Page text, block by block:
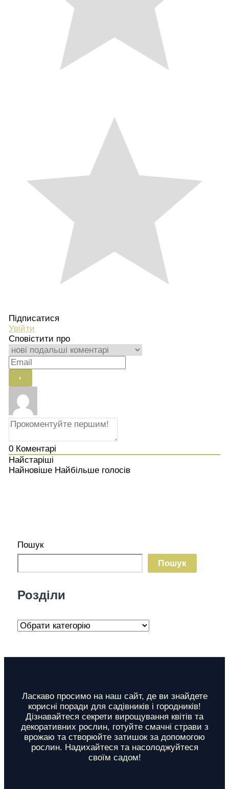
Підписатися
Увійти
Сповістити про
0 Коментарі
Найстаріші
Найновіше Найбільше голосів
Пошук
Пошук
Розділи
Р
з
и
Ласкаво просимо на наш сайт, де ви знайдете
корисні поради для садівників і городників!
Дізнавайтеся секрети вирощування квітів та
декоративних рослин, готуйте смачні страви з
врожаю та створюйте затишок за допомогою
рослин. Надихайтеся та насолоджуйтеся
своїм садом!